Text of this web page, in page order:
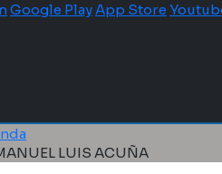
Google PlayApp Store
LUIS ACUÑA